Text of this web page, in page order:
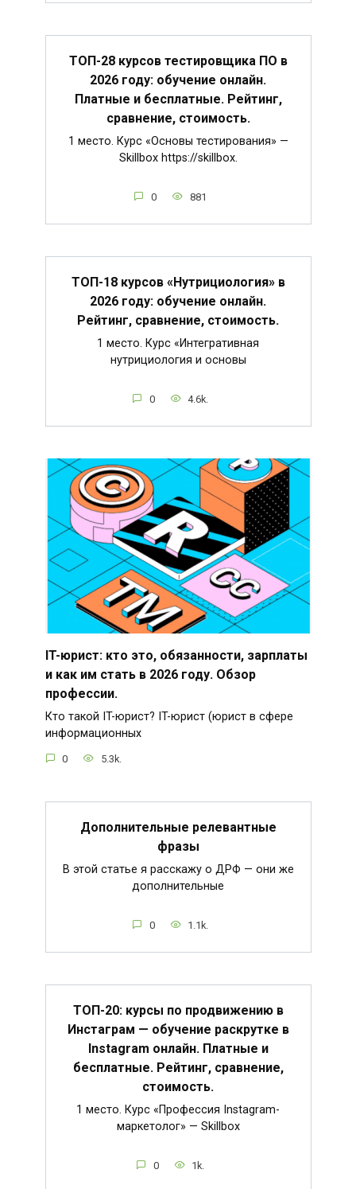
ТОП-28 курсов тестировщика ПО в
2026 году: обучение онлайн.
Платные и бесплатные. Рейтинг,
сравнение, стоимость.
1 место. Курс «Основы тестирования» —
Skillbox https://skillbox.
0 881
ТОП-18 курсов «Нутрициология» в
2026 году: обучение онлайн.
Рейтинг, сравнение, стоимость.
1 место. Курс «Интегративная
нутрициология и основы
0 4.6k.
IT-юрист: кто это, обязанности, зарплаты
и как им стать в 2026 году. Обзор
профессии.
Кто такой IT-юрист? IT-юрист (юрист в сфере
информационных
0 5.3k.
Дополнительные релевантные
фразы
В этой статье я расскажу о ДРФ — они же
дополнительные
0 1.1k.
ТОП-20: курсы по продвижению в
Инстаграм — обучение раскрутке в
Instagram онлайн. Платные и
бесплатные. Рейтинг, сравнение,
стоимость.
1 место. Курс «Профессия Instagram-
маркетолог» — Skillbox
0 1k.